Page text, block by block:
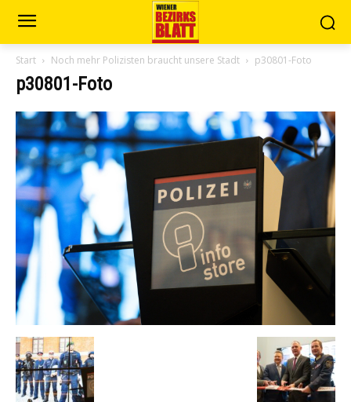
Start Noch mehr Polizisten braucht unsere Stadt p30801-Foto
p30801-Foto